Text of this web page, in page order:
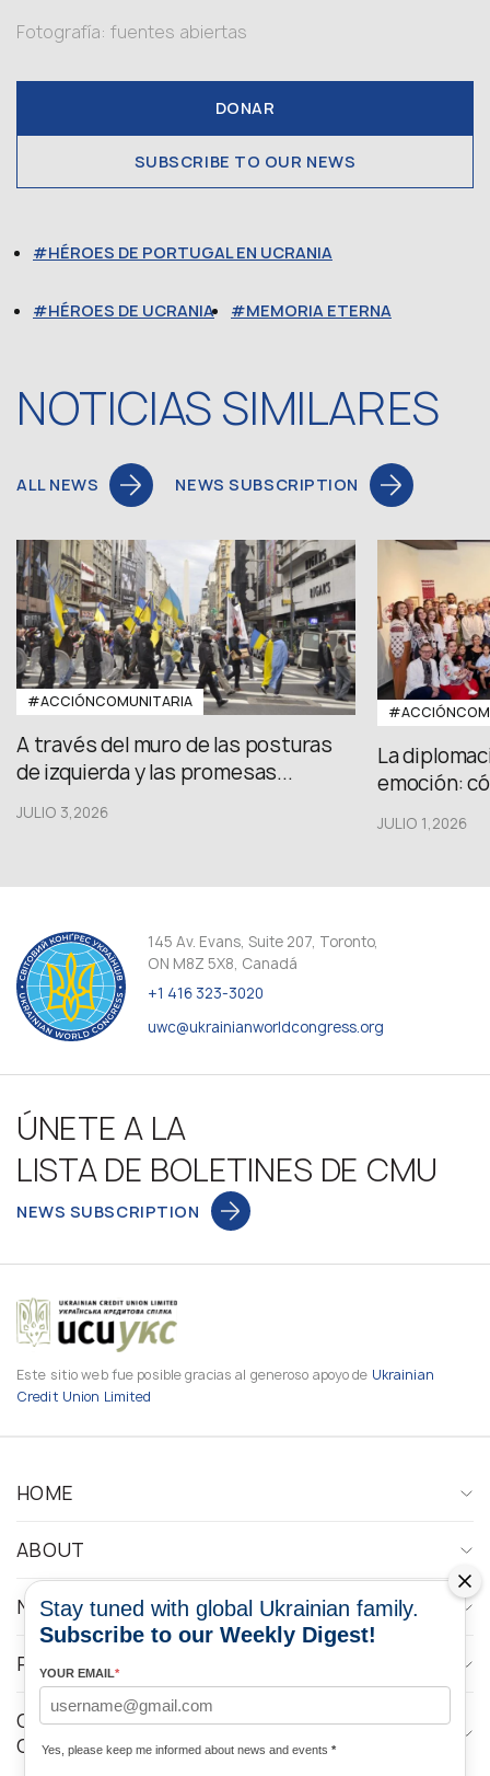
Fotografía: fuentes abiertas
DONAR
SUBSCRIBE TO OUR NEWS
HÉROES DE PORTUGAL EN UCRANIA
HÉROES DE UCRANIA MEMORIA ETERNA
NOTICIAS SIMILARES
ALL NEWS NEWS SUBSCRIPTION
#ACCIÓNCOMUNITARIA
A través del muro de las posturas
de izquierda y las promesas...
JULIO 3,2026
La
emoción:
JULIO 1,2026
145 Av. Evans, Suite 207, Toronto,
ON M8Z 5X8, Canadá
+1 416 323-3020
uwc@ukrainianworldcongress.org
ÚNETE A LA
LISTA DE BOLETINES DE CMU
NEWS SUBSCRIPTION
Este sitio web fue posible gracias al generoso apoyo de Ukrainian
Credit Union Limited
HOME
ABOUT
NEWS
PROGRAMS
CONTACTOS DE LOS MEDIOS DE
COMUNICACIÓN
Stay tuned with global Ukrainian family.
Subscribe to our Weekly Digest!
YOUR EMAIL*
Yes, please keep me informed about news and events *